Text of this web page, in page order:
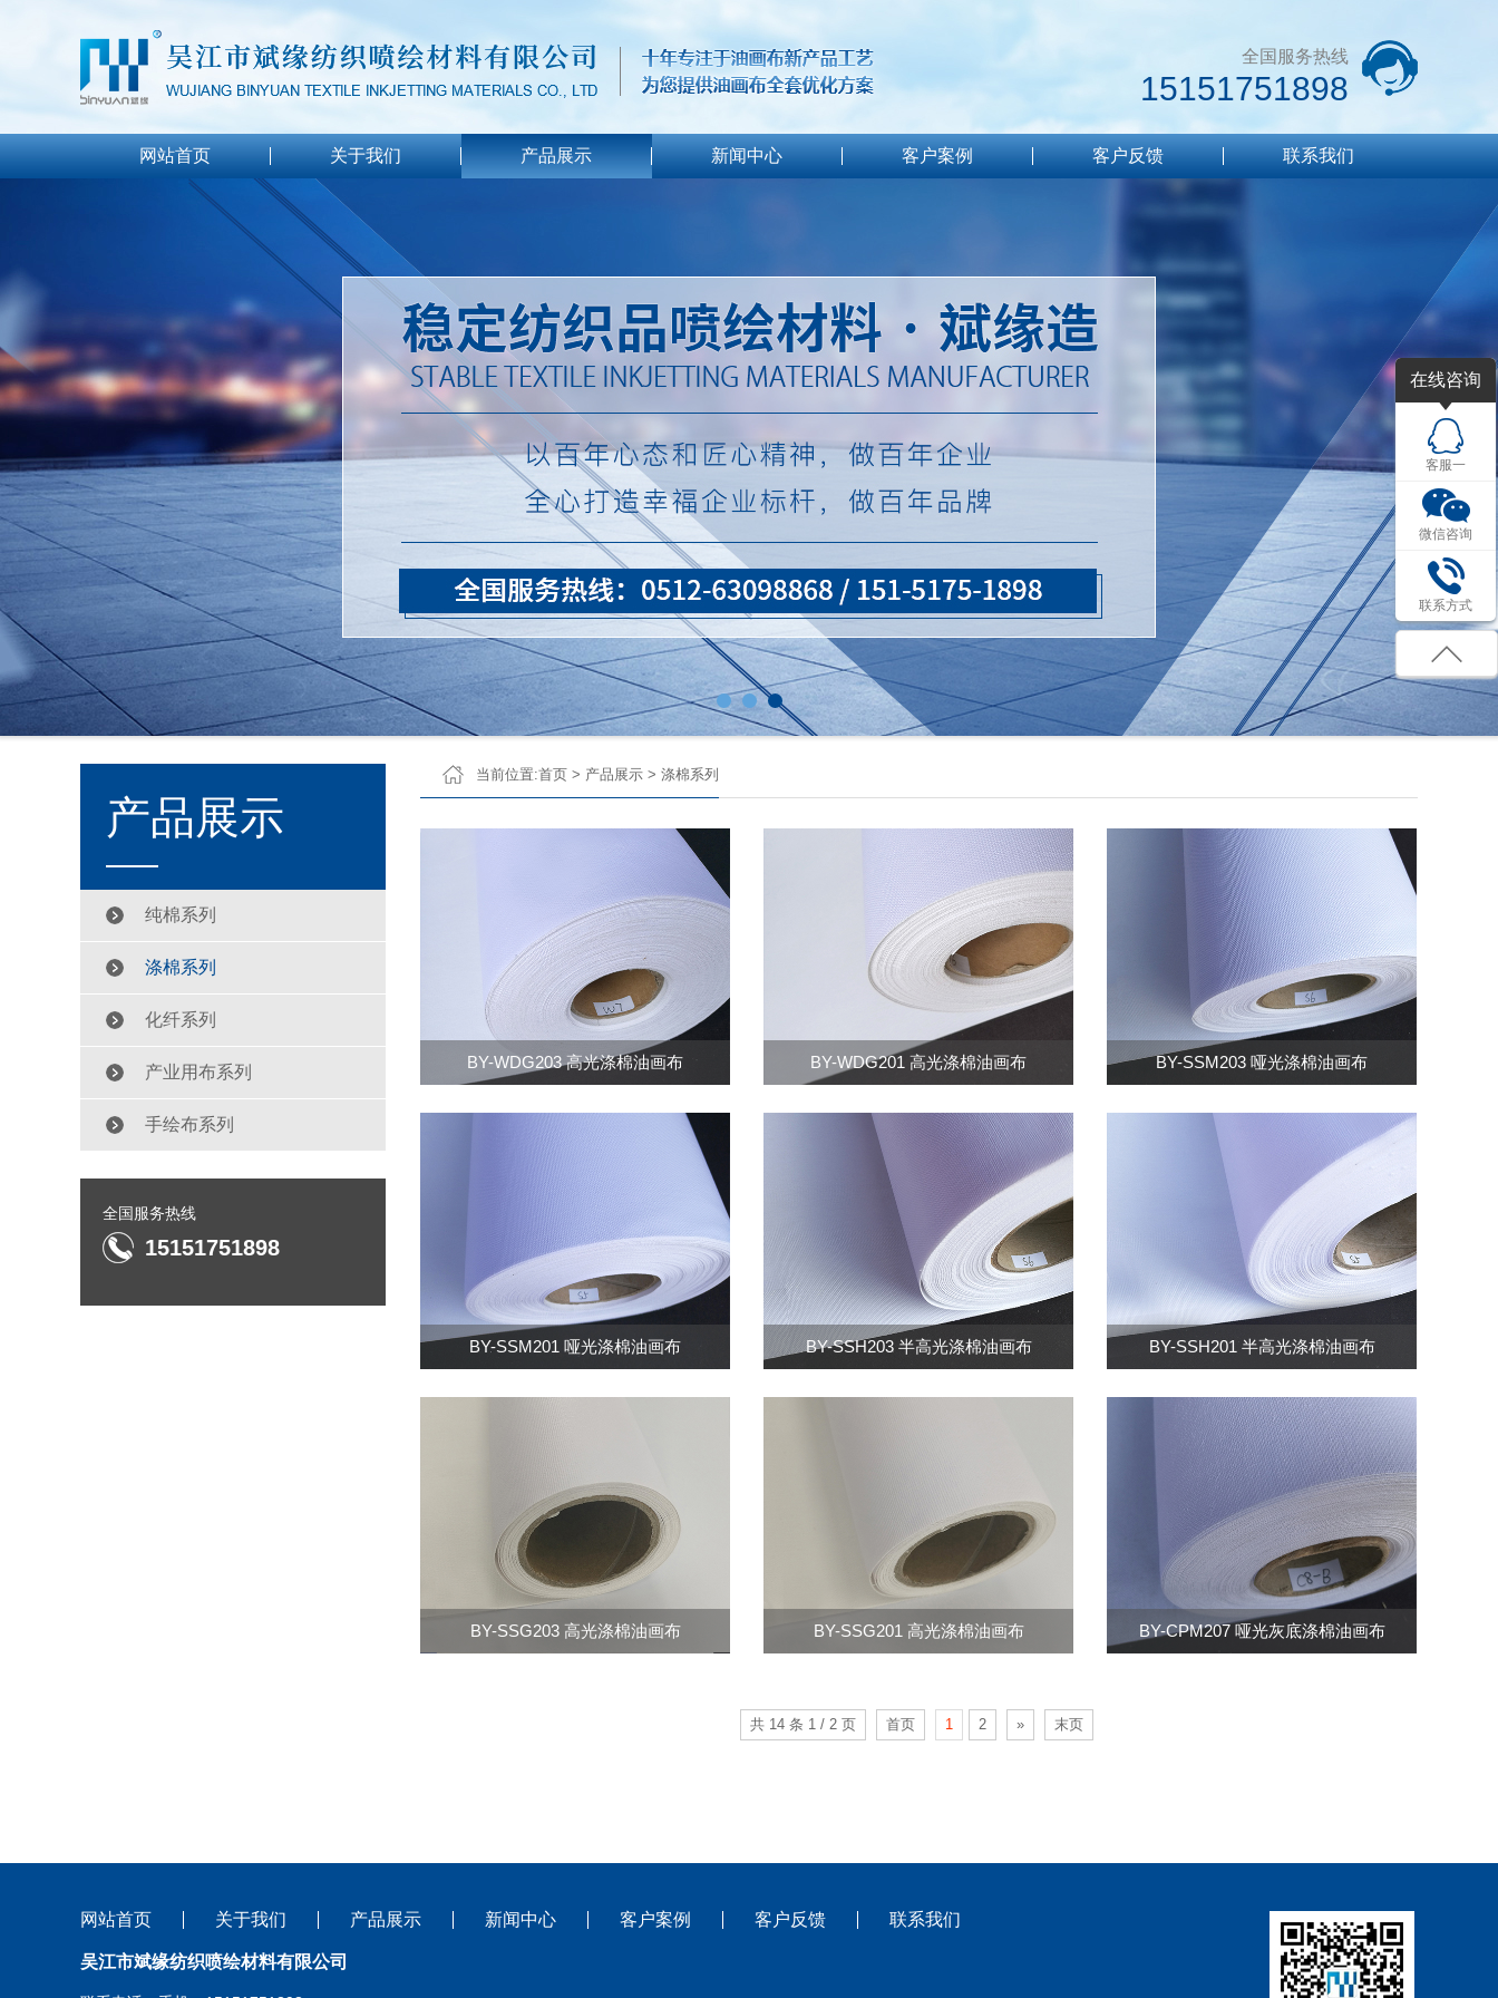
全国服务热线
15151751898
网站首页 关于我们 产品展示 新闻中心 客户案例 客户反馈 联系我们
产品展示
纯棉系列
涤棉系列
化纤系列
产业用布系列
手绘布系列
全国服务热线
15151751898
当前位置:首页 > 产品展示 > 涤棉系列
BY-WDG203 高光涤棉油画布 BY-WDG201 高光涤棉油画布 BY-SSM203 哑光涤棉油画布
BY-SSM201 哑光涤棉油画布 BY-SSH203 半高光涤棉油画布 BY-SSH201 半高光涤棉油画布
BY-SSG203 高光涤棉油画布 BY-SSG201 高光涤棉油画布 BY-CPM207 哑光灰底涤棉油画布
共 14 条 1 / 2 页 首页 1 2 » 末页
网站首页 关于我们 产品展示 新闻中心 客户案例 客户反馈 联系我们
吴江市斌缘纺织喷绘材料有限公司
在线咨询
客服一
微信咨询
联系方式